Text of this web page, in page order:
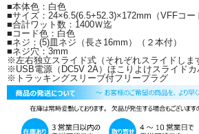
家具に取り付ける中継コンセント。
壁面についているコンセントから、中継をして電化製
便利なＤＩＹアイテム!
コードが乱雑になりがちな壁面コンセントも、家電製
っきりとまとめ上げる事が出来ます。
コンセントの口が家具の後ろに隠れてしまう時など、
けても配線がスマート。
天板上に設ける家具用コンセントは、とっても便利！
2AのＵＳＢ電源が付いて、携帯などの充電がスムー
※コンセントの合計ワット数には制限があります。ご
■本体色：白色
■サイズ：24×6.5(6.5+52.3)×172mm（VFFコ
■合計ワット数：1400Ｗ迄
■コード色：白色
■ネジ：(5)皿ネジ（長さ16mm）（２本付）
■ネジ穴：3mm
※左右独立スライド式（それぞれスライドしま
※USB電源（DC5V 2A）ほこりよけスライドカ
※トラッキングスリーブ付フリープラグ